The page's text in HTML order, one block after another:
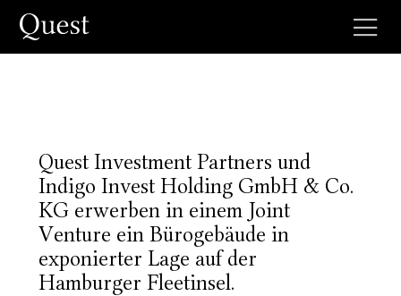
Quest Investment Partners und
Indigo Invest Holding GmbH & Co.
KG erwerben in einem Joint
Venture ein Bürogebäude in
exponierter Lage auf der
Hamburger Fleetinsel.